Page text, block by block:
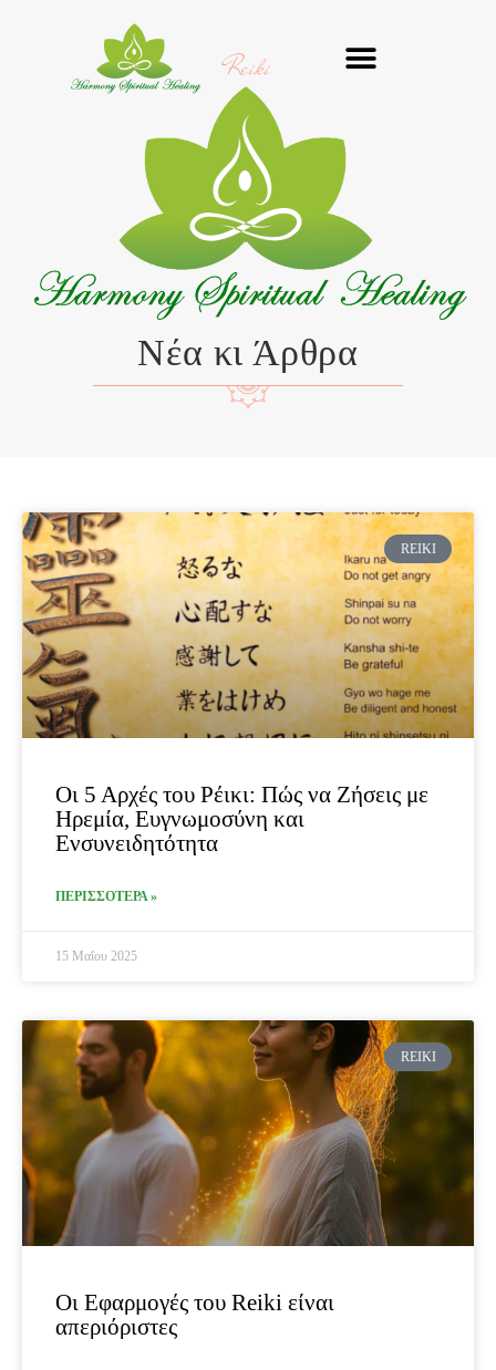
Reiki
Νέα κι Άρθρα
REIKI
Οι 5 Αρχές του Ρέικι: Πώς να Ζήσεις με
Ηρεμία, Ευγνωμοσύνη και
Ενσυνειδητότητα
ΠΕΡΙΣΣΟΤΕΡΑ »
15 Μαΐου 2025
REIKI
Οι Εφαρμογές του Reiki είναι
απεριόριστες
PagePage Page Page